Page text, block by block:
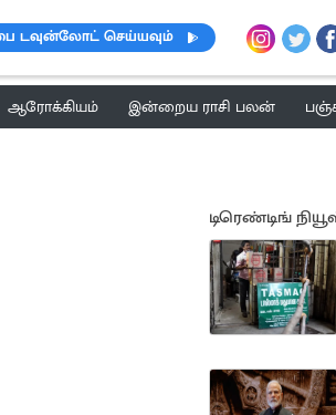
டவுன்லோட் செய்யவும்
ஆரோக்கியம் இன்றைய ராசி பலன்
டிரெண்டிங்